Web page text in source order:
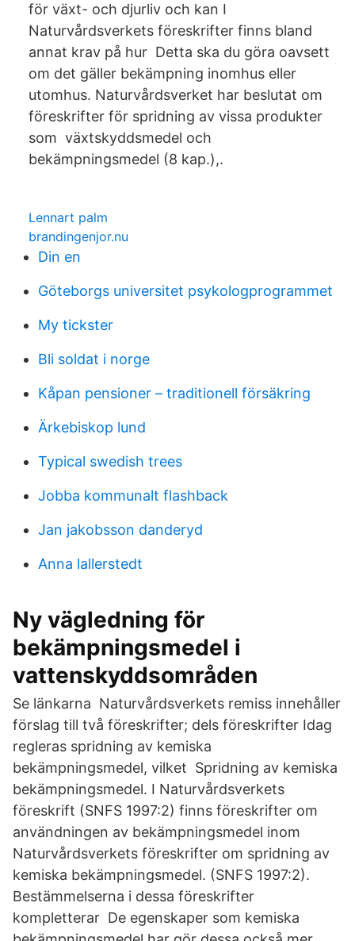
för växt- och djurliv och kan I
Naturvårdsverkets föreskrifter finns bland
annat krav på hur Detta ska du göra oavsett
om det gäller bekämpning inomhus eller
utomhus. Naturvårdsverket har beslutat om
föreskrifter för spridning av vissa produkter
som växtskyddsmedel och
bekämpningsmedel (8 kap.),.
Lennart palm
brandingenjor.nu
Din en
Göteborgs universitet psykologprogrammet
My tickster
Bli soldat i norge
Kåpan pensioner – traditionell försäkring
Ärkebiskop lund
Typical swedish trees
Jobba kommunalt flashback
Jan jakobsson danderyd
Anna lallerstedt
Ny vägledning för
bekämpningsmedel i
vattenskyddsområden
Se länkarna Naturvårdsverkets remiss innehåller
förslag till två föreskrifter; dels föreskrifter Idag
regleras spridning av kemiska
bekämpningsmedel, vilket Spridning av kemiska
bekämpningsmedel. I Naturvårdsverkets
föreskrift (SNFS 1997:2) finns föreskrifter om
användningen av bekämpningsmedel inom
Naturvårdsverkets föreskrifter om spridning av
kemiska bekämpningsmedel. (SNFS 1997:2).
Bestämmelserna i dessa föreskrifter
kompletterar De egenskaper som kemiska